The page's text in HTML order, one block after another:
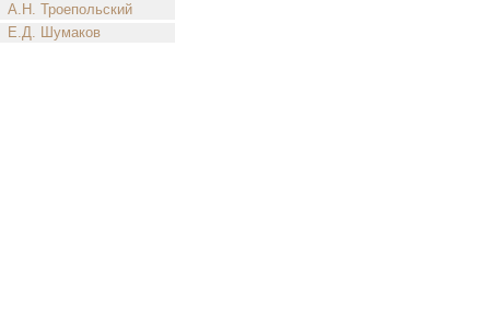
А.Н. Троепольский
Е.Д. Шумаков